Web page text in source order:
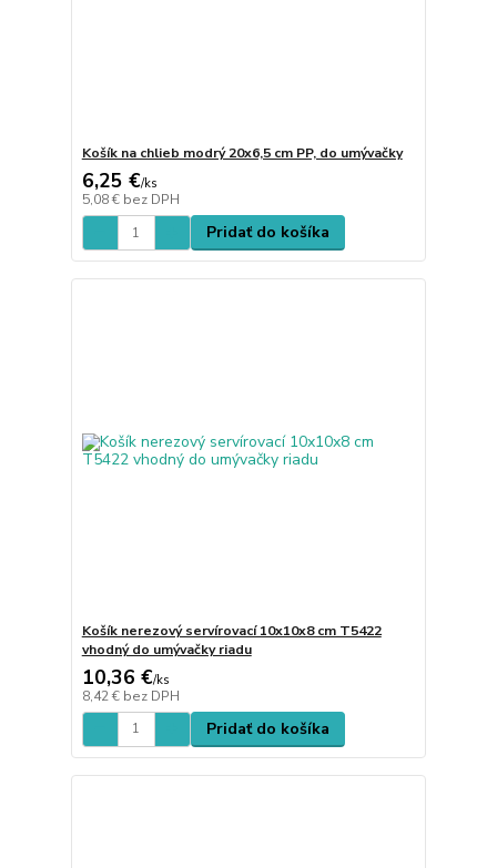
Košík na chlieb modrý 20x6,5 cm PP, do umývačky
6,25 €/ks
5,08 € bez DPH
Pridať do košíka
Košík nerezový servírovací 10x10x8 cm T5422
vhodný do umývačky riadu
10,36 €/ks
8,42 € bez DPH
Pridať do košíka